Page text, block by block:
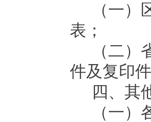
（一
表；
（二
件及复印
四、其
（一